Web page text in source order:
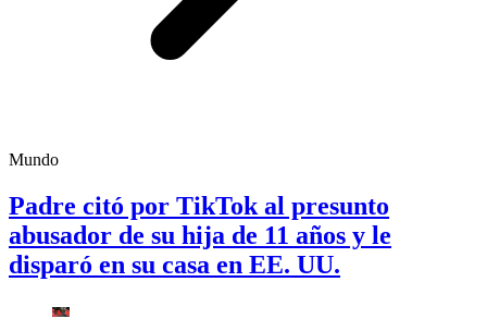
Mundo
Padre citó por TikTok al presunto
abusador de su hija de 11 años y le
disparó en su casa en EE. UU.